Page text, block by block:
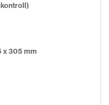
x 305 mm